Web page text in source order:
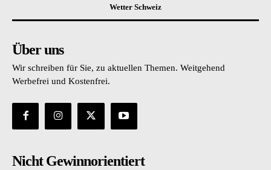
Wetter Schweiz
Über uns
Wir schreiben für Sie, zu aktuellen Themen. Weitgehend
Werbefrei und Kostenfrei.
Nicht Gewinnorientiert